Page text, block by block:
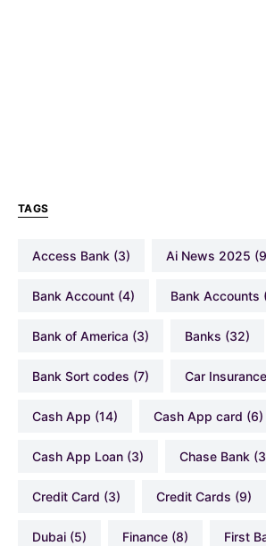
TAGS
Access Bank (3) Ai News 2025
Bank Account (4) Bank Accounts
Bank of America (3) Banks (32)
Bank Sort codes (7) Car Insurance
Cash App (14) Cash App card (6)
Cash App Loan (3) Chase Bank
Credit Card (3) Credit Cards (9)
Dubai (5) Finance (8) First